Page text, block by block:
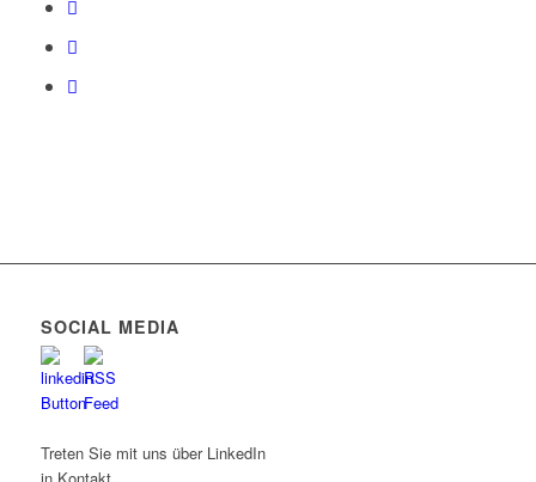
SOCIAL MEDIA
Treten Sie mit uns über LinkedIn